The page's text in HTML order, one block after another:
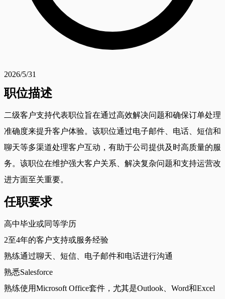
2026/5/31
职位描述
二级客户支持代表职位旨在通过高效解决问题和确保订单处理
准确度来提升客户体验。该职位通过电子邮件、电话、短信和
聊天等多渠道处理客户互动，有助于公司提供及时高质量的服
务。该职位在维护强大客户关系、解决复杂问题和支持运营改
进方面至关重要。
任职要求
高中毕业或同等学历
2至4年的客户支持或服务经验
熟练通过聊天、短信、电子邮件和电话进行沟通
熟悉Salesforce
熟练使用Microsoft Office套件，尤其是Outlook、Word和Excel